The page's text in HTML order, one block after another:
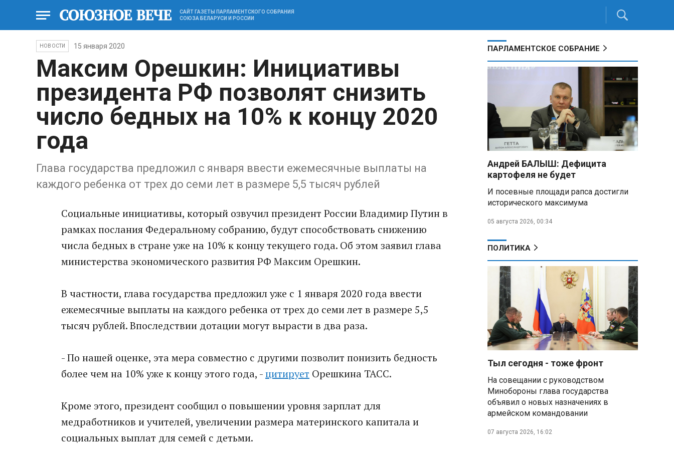
САЙТ ГАЗЕТЫ ПАРЛАМЕНТСКОГО СОБРАНИЯ
СОЮЗА БЕЛАРУСИ И РОССИИ
НОВОСТИ 15 января 2020
Максим Орешкин: Инициативы
президента РФ позволят снизить
число бедных на 10% к концу 2020
года
Глава государства предложил с января ввести ежемесячные выплаты на
каждого ребенка от трех до семи лет в размере 5,5 тысяч рублей
Социальные инициативы, который озвучил президент России Владимир Путин в
рамках послания Федеральному собранию, будут способствовать снижению
числа бедных в стране уже на 10% к концу текущего года. Об этом заявил глава
министерства экономического развития РФ Максим Орешкин.
В частности, глава государства предложил уже с 1 января 2020 года ввести
ежемесячные выплаты на каждого ребенка от трех до семи лет в размере 5,5
тысяч рублей. Впоследствии дотации могут вырасти в два раза.
- По нашей оценке, эта мера совместно с другими позволит понизить бедность
более чем на 10% уже к концу этого года, -цитирует Орешкина ТАСС.
Кроме этого, президент сообщил о повышении уровня зарплат для
медработников и учителей, увеличении размера материнского капитала и
социальных выплат для семей с детьми.
ПАРЛАМЕНТСКОЕ СОБРАНИЕ
Андрей БАЛЫШ: Дефицита
картофеля не будет
И посевные площади рапса достигли
исторического максимума
05 августа 2026, 00:34
ПОЛИТИКА
Тыл сегодня - тоже фронт
На совещании с руководством
Минобороны глава государства
объявил о новых назначениях в
армейском командовании
07 августа 2026, 16:02